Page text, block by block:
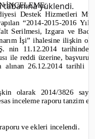
tabanına yüklendi.
İNCELEME:
Destek Hizmetleri
“2014-2015-2016
Serilmesi, Izgara ve
İşi”ihalesine ilişkin
nin 11.12.2014 tarihinde
ile reddi üzerine, başvuru
alınan 26.12.2014 tarihli
olarak 2014/3826
inceleme raporu tanzim
ve ekleri incelendi.